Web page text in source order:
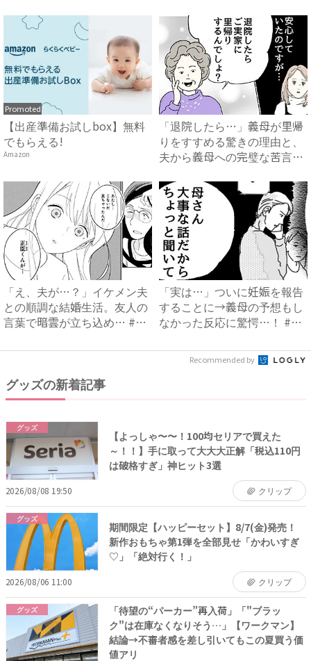
Promoted
【出産準備お試しbox】無料
でもらえる!
Amazon
「退院したら…」義母が里帰
りをすすめる驚きの理由と、
夫から義母への完璧な苦言
「え、夫が…？」イケメン夫
との順調な結婚生活。友人の
言葉で暗雲が立ち込め… #
「実は…」ついに妊娠を報告
することに→義母の予想もし
なかった反応に驚愕…！ #
Recommended by
グッズの新着記事
グッズ
【よっしゃ〜〜！100均セリアで買えた
～！！】手に取って大大大正解「税込110円
は破格すぎ」神ヒット3選
2026/08/08 19:50 クリップ
グッズ
期間限定【ハッピーセット】8/7(金)発売！
新作おもちゃ第1弾を全部見せ「かわいすぎ
♡」「絶対行く！」
2026/08/06 11:00 クリップ
グッズ
「待望の“パーカー”再入荷」「"ブラッ
ク"は在庫なくなりそう…」【ワークマン】
結論→不審者感を差し引いてもこの夏買う価
値アリ